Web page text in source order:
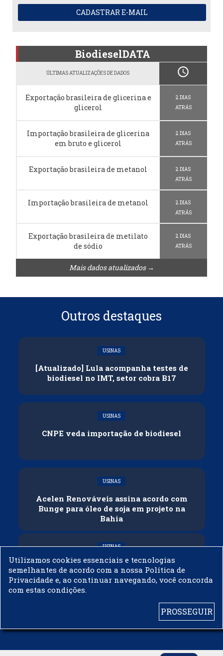
CADASTRAR E-MAIL
BiodieselDATA
ÚLTIMAS ATUALIZAÇÕES DE DADOS schedule
Exportação brasileira de glicerina e
glicerol
2 DIAS
ATRÁS
Importação brasileira de glicerina
em bruto e glicerol
2 DIAS
ATRÁS
Exportação brasileira de metanol
2 DIAS
ATRÁS
Importação brasileira de metanol
2 DIAS
ATRÁS
Exportação brasileira de metilato
de sódio
2 DIAS
ATRÁS
Mais dados atualizados →
Outros destaques
USINAS
[Atualizado] Lula acompanha testes de
biodiesel no IMT, setor cobra B17
USINAS
CNPE veda importação de biodiesel
USINAS
Acelen Renováveis assina acordo com
Bunge para óleo de soja em projeto na
Bahia
USINAS
Conflitos e veto russo às exportações
ameaçam oferta global de diesel
Utilizamos cookies essenciais e tecnologias
semelhantes de acordo com a nossa Política de
Privacidade e, ao continuar navegando, você concorda
com estas condições.
PROSSEGUIR